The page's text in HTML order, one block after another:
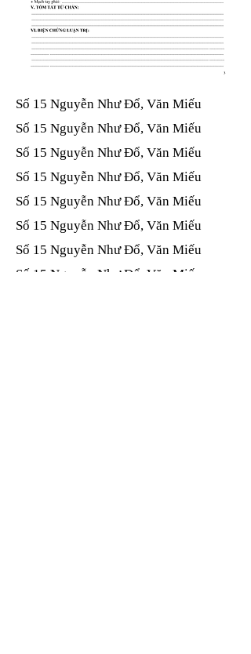
Số 15 Nguyễn Như Đổ, Văn Miếu​​​​
Số 15 Nguyễn Như Đổ, Văn Miếu​​​​
Số 15 Nguyễn Như Đổ, Văn Miếu​​​​
Số 15 Nguyễn Như Đổ, Văn Miếu​​​​
Số 15 Nguyễn Như Đổ, Văn Miếu​​​​
Số 15 Nguyễn Như Đổ, Văn Miếu​​​​
Số 15 Nguyễn Như Đổ, Văn Miếu​​​​
Số 15 Nguyễn Như Đổ, Văn Miếu​​​​